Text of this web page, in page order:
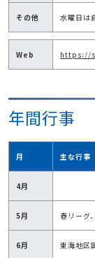
その他 水曜日は
Web https://
年間行事
月 主な行事
4月
5月 春リーグ
6月 東海地区